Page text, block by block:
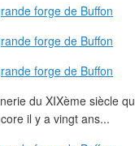
du XIXème siècle
il y a vingt ans...